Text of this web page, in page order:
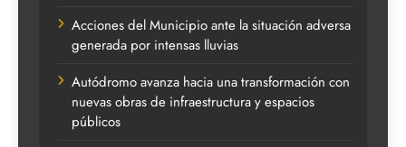
Acciones del Municipio ante la situación adversa
generada por intensas lluvias
Autódromo avanza hacia una transformación con
nuevas obras de infraestructura y espacios
públicos